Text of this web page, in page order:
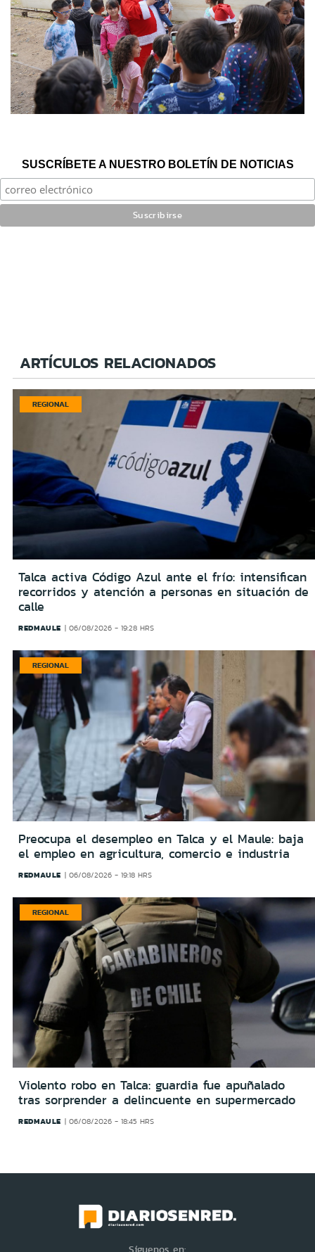
SUSCRÍBETE A NUESTRO BOLETÍN DE NOTICIAS
ARTÍCULOS RELACIONADOS
REGIONAL
Talca activa Código Azul ante el frío: intensifican
recorridos y atención a personas en situación de
calle
REDMAULE 06/08/2026 - 19:28 HRS
REGIONAL
Preocupa el desempleo en Talca y el Maule: baja
el empleo en agricultura, comercio e industria
REDMAULE 06/08/2026 - 19:18 HRS
REGIONAL
Violento robo en Talca: guardia fue apuñalado
tras sorprender a delincuente en supermercado
REDMAULE 06/08/2026 - 18:45 HRS